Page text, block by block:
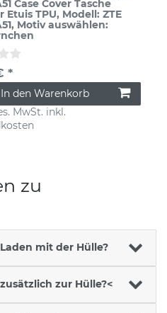
Case Cover Tasche
Etuis TPU, Modell: ZTE
, Motiv auswählen:
*
In den Warenkorb
MwSt. inkl.
zu
mit der Hülle?
zur Hülle?<